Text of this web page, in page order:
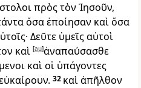
πρὸς τὸν Ἰησοῦν,
ὅσα ἐποίησαν καὶ ὅσα
Δεῦτε ὑμεῖς αὐτοὶ
καὶ [au]ἀναπαύσασθε
καὶ οἱ ὑπάγοντες
32 καὶ ἀπῆλθον